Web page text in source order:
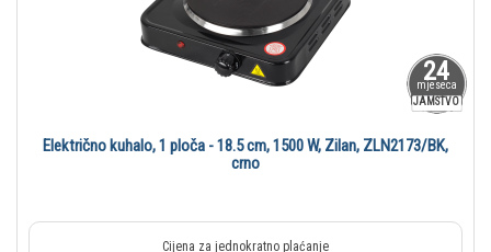
24
mjeseca
JAMSTVO
Električno kuhalo, 1 ploča - 18.5 cm, 1500 W, Zilan, ZLN2173/BK,
crno